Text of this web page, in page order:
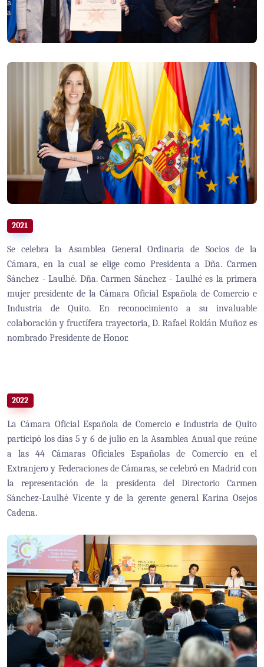
2021
Se celebra la Asamblea General Ordinaria de Socios de la
Cámara, en la cual se elige como Presidenta a Dña. Carmen
Sánchez - Laulhé. Dña. Carmen Sánchez - Laulhé es la primera
mujer presidente de la Cámara Oficial Española de Comercio e
Industria de Quito. En reconocimiento a su invaluable
colaboración y fructífera trayectoria, D. Rafael Roldán Muñoz es
nombrado Presidente de Honor.
2022
La Cámara Oficial Española de Comercio e Industria de Quito
participó los días 5 y 6 de julio en la Asamblea Anual que reúne
a las 44 Cámaras Oficiales Españolas de Comercio en el
Extranjero y Federaciones de Cámaras, se celebró en Madrid con
la representación de la presidenta del Directorio Carmen
Sánchez-Laulhé Vicente y de la gerente general Karina Osejos
Cadena.